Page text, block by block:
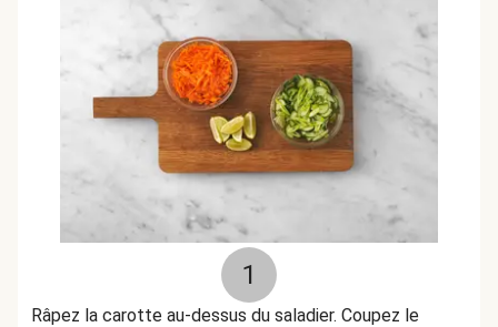
1
Râpez la carotte au-dessus du saladier. Coupez le